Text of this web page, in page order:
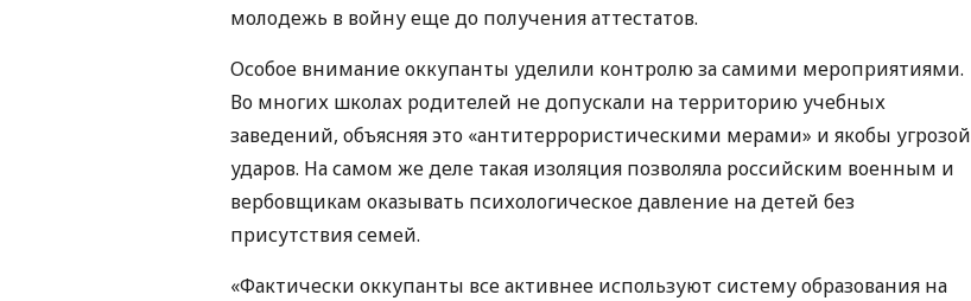
молодежь в войну еще до получения аттестатов.
Особое внимание оккупанты уделили контролю за самими мероприятиями.
Во многих школах родителей не допускали на территорию учебных
заведений, объясняя это «антитеррористическими мерами» и якобы угрозой
ударов. На самом же деле такая изоляция позволяла российским военным и
вербовщикам оказывать психологическое давление на детей без
присутствия семей.
«Фактически оккупанты все активнее используют систему образования на